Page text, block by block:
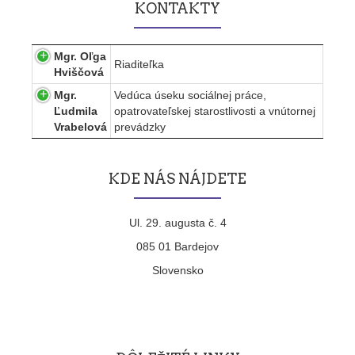
KONTAKTY
Mgr. Oľga
Hviščová
Riaditeľka
Mgr.
Ľudmila
Vrabelová
Vedúca úseku sociálnej práce,
opatrovateľskej starostlivosti a vnútornej
prevádzky
KDE NÁS NÁJDETE
Ul. 29. augusta č. 4
085 01 Bardejov
Slovensko